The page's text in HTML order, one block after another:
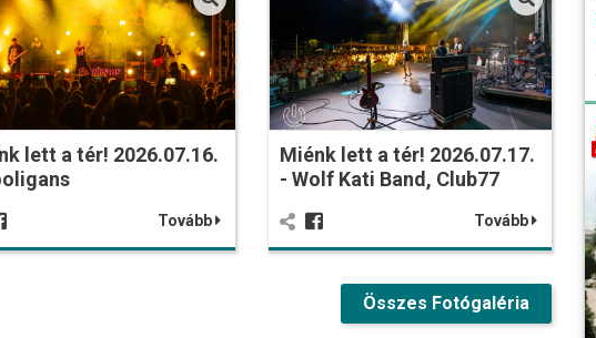
lett a tér! 2026.07.16.
Tovább
Miénk lett a tér! 2026.07.17.
- Wolf Kati Band, Club77
Tovább
Összes Fotógaléria